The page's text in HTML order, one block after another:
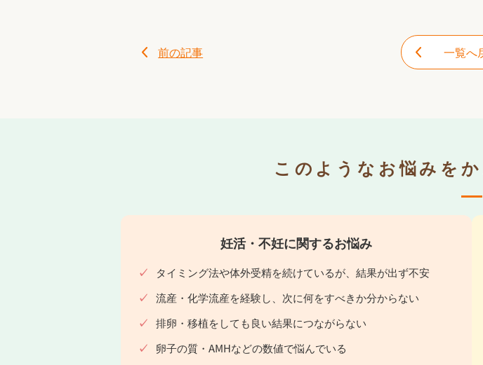
前の記事 一覧へ
このようなお悩みを
妊活・不妊に関するお悩み
タイミング法や体外受精を続けているが、結果が出ず不安
流産・化学流産を経験し、次に何をすべきか分からない
排卵・移植をしても良い結果につながらない
卵子の質・AMHなどの数値で悩んでいる